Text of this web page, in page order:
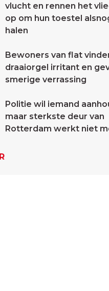
vlucht en rennen het
op om hun toestel
halen
Bewoners van flat
draaiorgel irritant en
smerige verrassing
Politie wil iemand
maar sterkste deur van
Rotterdam werkt niet